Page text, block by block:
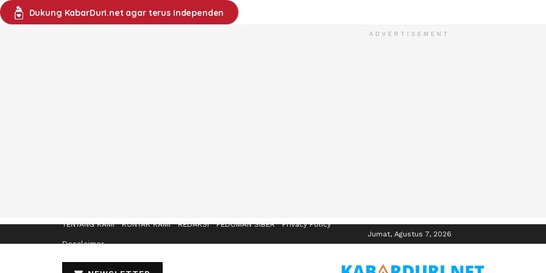
Dukung KabarDuri.net agar terus independen
ADVERTISEMENT
TENTANG KAMI KONTAK KAMI REDAKSI PEDOMAN SIBER Privacy Policy
Desclaimer
Jumat, Agustus 7, 2026